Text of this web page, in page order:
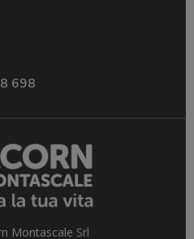
698
Montascale Srl